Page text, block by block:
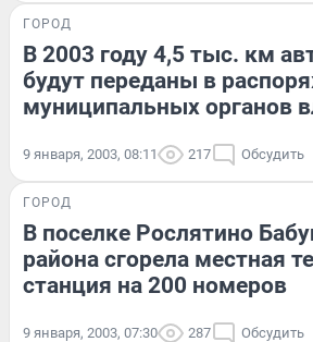
ГОРОД
В 2003 году 4,5 тыс. км
будут переданы в
муниципальных органов
9 января, 2003, 08:11 217 Обсудить
ГОРОД
В поселке Рослятино
района сгорела местная
станция на 200 номеров
9 января, 2003, 07:30 287 Обсудить